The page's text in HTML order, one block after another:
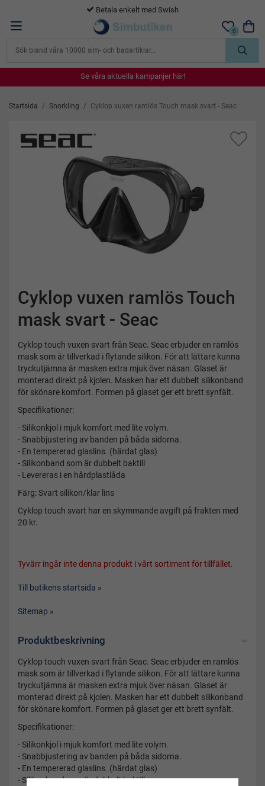
365 dagars öppet köp
0
Se våra aktuella kampanjer här!
Se våra aktuella kampanjer här!
Se våra aktuella kampanjer här!
Se våra aktuella kampanjer här!
Startsida / Snorkling / Cyklop vuxen ramlös Touch mask svart - Seac
Cyklop vuxen ramlös Touch
mask svart - Seac
Cyklop touch vuxen svart från Seac. Seac erbjuder en ramlös
mask som är tillverkad i flytande silikon. För att lättare kunna
tryckutjämna är masken extra mjuk över näsan. Glaset är
monterad direkt på kjolen. Masken har ett dubbelt silikonband
för skönare komfort. Formen på glaset ger ett brett synfält.
Specifikationer:
- Silikonkjol i mjuk komfort med lite volym.
- Snabbjustering av banden på båda sidorna.
- En tempererad glaslins. (härdat glas)
- Silikonband som är dubbelt baktill
- Levereras i en hårdplastlåda
Färg: Svart silikon/klar lins
Cyklop touch svart har en skymmande avgift på frakten med
20 kr.
Tyvärr ingår inte denna produkt i vårt sortiment för tillfället.
Till butikens startsida »
Sitemap »
Produktbeskrivning
Cyklop touch vuxen svart från Seac. Seac erbjuder en ramlös
mask som är tillverkad i flytande silikon. För att lättare kunna
tryckutjämna är masken extra mjuk över näsan. Glaset är
monterad direkt på kjolen. Masken har ett dubbelt silikonband
för skönare komfort. Formen på glaset ger ett brett synfält.
Specifikationer:
- Silikonkjol i mjuk komfort med lite volym.
- Snabbjustering av banden på båda sidorna.
- En tempererad glaslins. (härdat glas)
- Silikonband som är dubbelt baktill